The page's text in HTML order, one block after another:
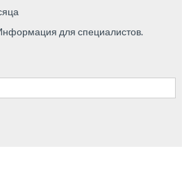
для специалистов.